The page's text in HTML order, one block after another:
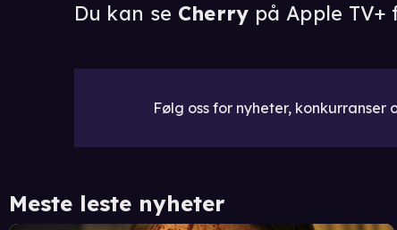
Du kan se Cherry på Apple TV+
Følg oss for nyheter, konkurranser
Meste leste nyheter